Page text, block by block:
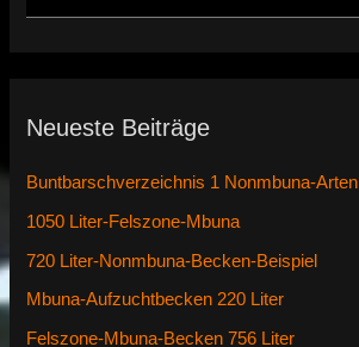
Neueste Beiträge
Buntbarschverzeichnis 1 Nonmbuna-Arten
1050 Liter-Felszone-Mbuna
720 Liter-Nonmbuna-Becken-Beispiel
Mbuna-Aufzuchtbecken 220 Liter
Felszone-Mbuna-Becken 756 Liter